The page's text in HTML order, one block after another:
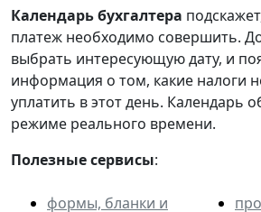
Календарьбухгалтера
платеж необходимо совершить.
выбрать интересующую дату, и
информация о том, какие налоги
уплатить в этот день. Календарь
режиме реального времени.
Полезные сервисы:
формы, бланки и